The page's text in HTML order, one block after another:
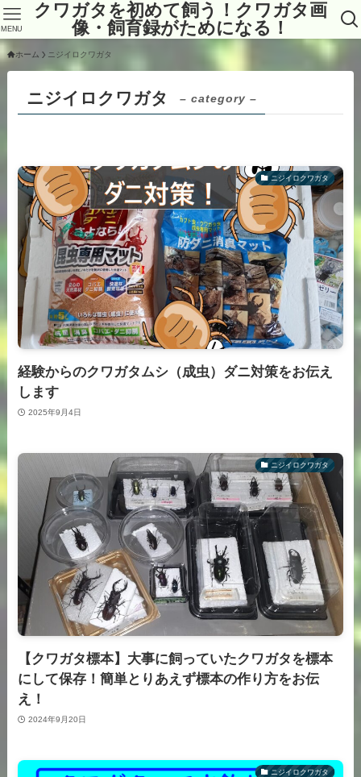
クワガタを初めて飼う！クワガタ画
像・飼育録がためになる！
MENU
ホーム ニジイロクワガタ
ニジイロクワガタ – category –
ニジイロクワガタ
経験からのクワガタムシ（成虫）ダニ対策をお伝え
します
2025年9月4日
ニジイロクワガタ
【クワガタ標本】大事に飼っていたクワガタを標本
にして保存！簡単とりあえず標本の作り方をお伝
え！
2024年9月20日
ニジイロクワガタ